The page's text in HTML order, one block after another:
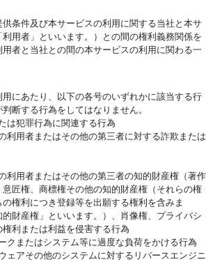
条件及び本サービスの利用に関する当社と本サ
用者」といいます。）との間の権利義務関係を
者と当社との間の本サービスの利用に関わる一
にあたり、以下の各号のいずれかに該当する行
断する行為をしてはなりません。
は犯罪行為に関連する行為
利用者またはその他の第三者に対する詐欺または
利用者またはその他の第三者の知的財産権（著作
匠権、商標権その他の知的財産権（それらの権
権利につき登録等を出願する権利を含みま
財産権」といいます。）、肖像権、プライバシ
利または利益を侵害する行為
クまたはシステム等に過度な負荷をかける行為
ェアその他のシステムに対するリバースエンジニ